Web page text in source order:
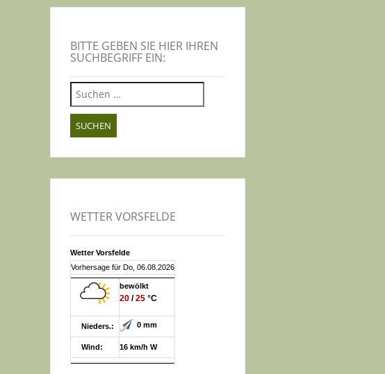
BITTE GEBEN SIE HIER IHREN
SUCHBEGRIFF EIN:
Suchen
nach:
WETTER VORSFELDE
Wetter Vorsfelde
Vorhersage für Do, 06.08.2026
bewölkt
20 /25 °C
Nieders.: 0 mm
Wind: 16 km/h W